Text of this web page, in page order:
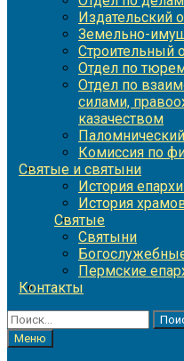
Издательский
Земельно-
Строительный
Отдел по
Отдел по
силами,
казачеством
Комиссия по
Святые и святыни
История
История
Святые
Святыни
Пермские
Контакты
Найти:
Меню